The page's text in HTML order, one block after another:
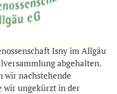
Isny im Allgäu
abgehalten.
wir nachstehende
wir ungekürzt in der